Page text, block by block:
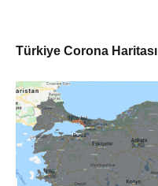
Türkiye Corona Haritası